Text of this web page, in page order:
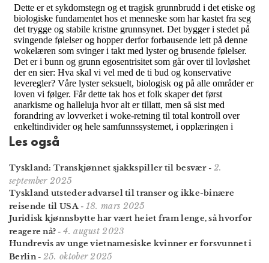
Les også
Tyskland: Transkjønnet sjakk­spiller til besvær- 2.
september 2025
Tyskland utsteder advarsel til transer og ikke-binære
reisende til USA- 18. mars 2025
Juridisk kjønnsbytte har vært heiet fram lenge, så hvorfor
reagere nå? -4. august 2023
Hundrevis av unge viet­namesiske kvinner er forsvunnet i
Berlin- 25. oktober 2025